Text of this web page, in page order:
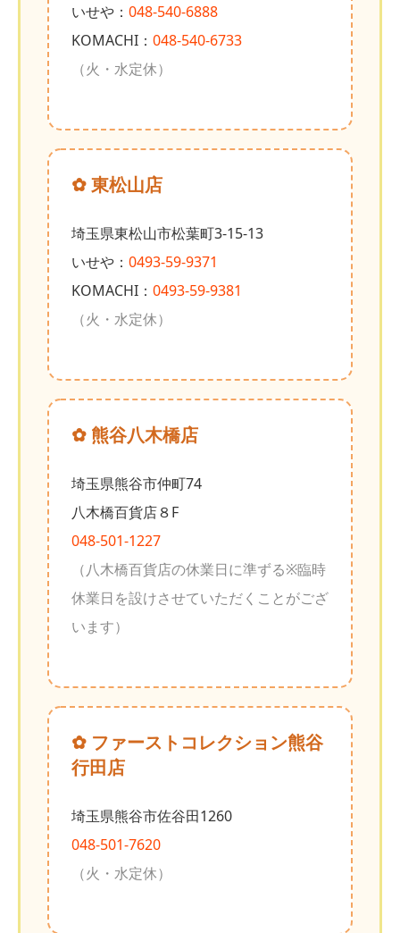
いせや： 048-540-6888
KOMACHI： 048-540-6733
（火・水定休）
✿ 東松山店
埼玉県東松山市松葉町3-15-13
いせや： 0493-59-9371
KOMACHI： 0493-59-9381
（火・水定休）
✿ 熊谷八木橋店
埼玉県熊谷市仲町74
八木橋百貨店８F
048-501-1227
（八木橋百貨店の休業日に準ずる※臨時
休業日を設けさせていただくことがござ
います）
✿ ファーストコレクション熊谷
行田店
埼玉県熊谷市佐谷田1260
048-501-7620
（火・水定休）